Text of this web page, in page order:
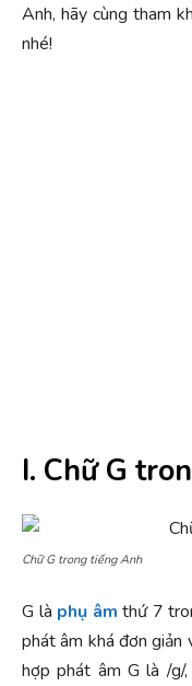
Anh, hãy cùng tham
nhé!
I. Chữ G
Chữ G trong tiếng Anh
G là phụ âm thứ 7
phát âm khá đơn giản
hợp phát âm G là /g/